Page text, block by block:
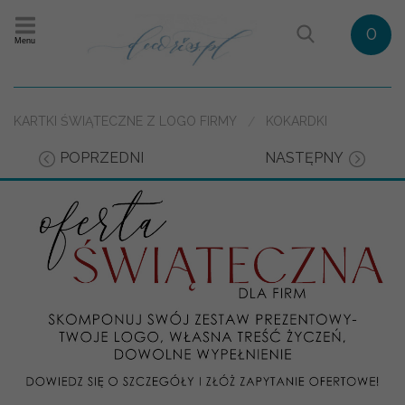
Menu 0
KARTKI ŚWIĄTECZNE Z LOGO FIRMY KOKARDKI
POPRZEDNI NASTĘPNY